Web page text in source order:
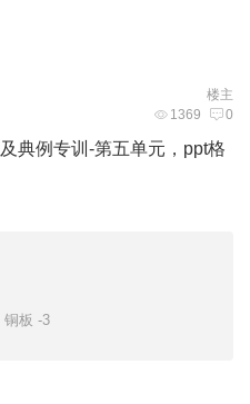
楼主
1369 0
典例专训-第五单元，ppt格
铜板 -3